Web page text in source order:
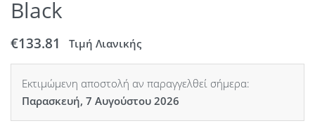
Black
€133.81 Τιμή Λιανικής
Εκτιμώμενη αποστολή αν παραγγελθεί σήμερα:
Παρασκευή, 7 Αυγούστου 2026